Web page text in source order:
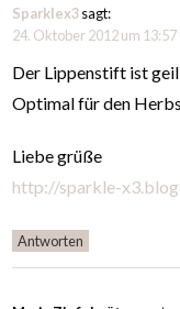
Sparklex3sagt:
24. Oktober 2012 um 13:57
Der Lippenstift ist
Optimal für den
Liebe grüße
http://sparkle-
Antworten